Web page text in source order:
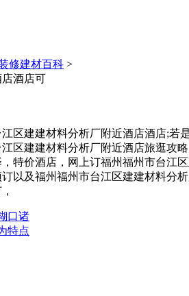
修建材百科 >
酒店可
建建材料分析厂附近酒店酒店;若
区建建材料分析厂附近酒店旅逛攻
特价酒店，网上订福州福州市台江
以及福州福州市台江区建建材料分
口诸
特点